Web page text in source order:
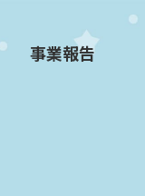
事業報告